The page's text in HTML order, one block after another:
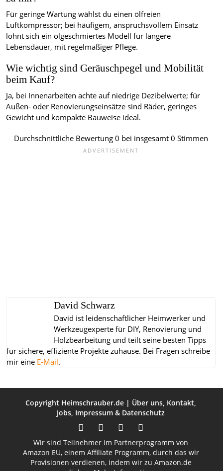
Für geringe Wartung wählst du einen ölfreien
Luftkompressor; bei häufigem, anspruchsvollem Einsatz
lohnt sich ein ölgeschmiertes Modell für längere
Lebensdauer, mit regelmäßiger Pflege.
Wie wichtig sind Geräuschpegel und Mobilität
beim Kauf?
Ja, bei Innenarbeiten achte auf niedrige Dezibelwerte; für
Außen- oder Renovierungseinsätze sind Räder, geringes
Gewicht und kompakte Bauweise ideal.
Durchschnittliche Bewertung0 bei insgesamt0 Stimmen
David Schwarz
David ist leidenschaftlicher Heimwerker und
Werkzeugexperte für DIY, Renovierung und
Holzbearbeitung und teilt seine besten Tipps
für sichere, effiziente Projekte zuhause. Bei Fragen schreibe
mir eine E-Mail.
Copyright Heimschrauber.de | Über uns, Kontakt,
Jobs, Impressum & Datenschutz
Wir sind Teilnehmer im Partnerprogramm von
Amazon EU, einem Affiliate Programm, durch das wir
Provisionen verdienen, indem wir zu Amazon.de